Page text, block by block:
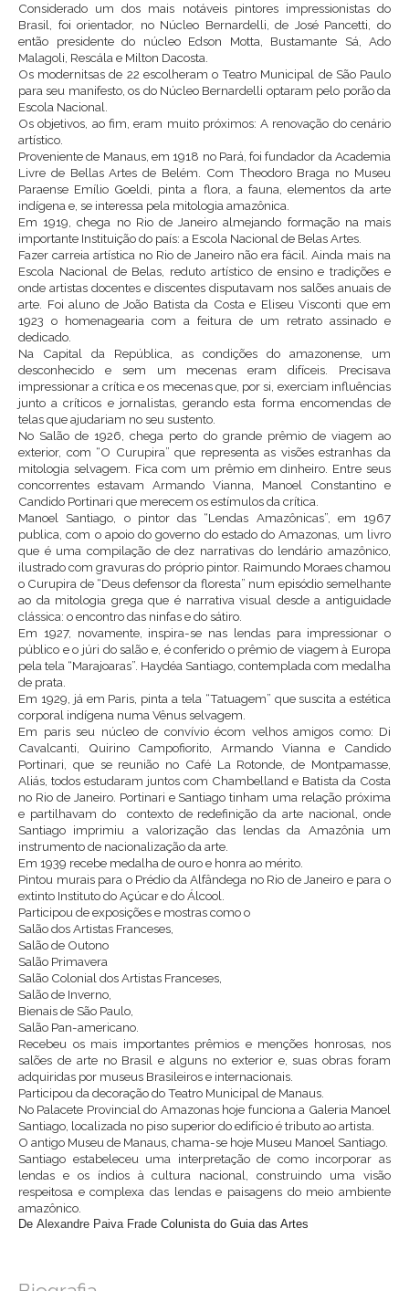
Considerado um dos mais notáveis pintores impressionistas do
Brasil, foi orientador, no Núcleo Bernardelli, de José Pancetti, do
então presidente do núcleo Edson Motta, Bustamante Sá, Ado
Malagoli, Rescála e Milton Dacosta.
Os modernitsas de 22 escolheram o Teatro Municipal de São Paulo
para seu manifesto, os do Núcleo Bernardelli optaram pelo porão da
Escola Nacional.
Os objetivos, ao fim, eram muito próximos: A renovação do cenário
artístico.
Proveniente de Manaus, em 1918 no Pará, foi fundador da Academia
Livre de Bellas Artes de Belém. Com Theodoro Braga no Museu
Paraense Emílio Goeldi, pinta a flora, a fauna, elementos da arte
indígena e, se interessa pela mitologia amazônica.
Em 1919, chega no Rio de Janeiro almejando formação na mais
importante Instituição do país: a Escola Nacional de Belas Artes.
Fazer carreia artística no Rio de Janeiro não era fácil. Ainda mais na
Escola Nacional de Belas, reduto artístico de ensino e tradições e
onde artistas docentes e discentes disputavam nos salões anuais de
arte. Foi aluno de João Batista da Costa e Eliseu Visconti que em
1923 o homenagearia com a feitura de um retrato assinado e
dedicado.
Na Capital da República, as condições do amazonense, um
desconhecido e sem um mecenas eram difíceis. Precisava
impressionar a crítica e os mecenas que, por si, exerciam influências
junto a críticos e jornalistas, gerando esta forma encomendas de
telas que ajudariam no seu sustento.
No Salão de 1926, chega perto do grande prêmio de viagem ao
exterior, com “O Curupira” que representa as visões estranhas da
mitologia selvagem. Fica com um prêmio em dinheiro. Entre seus
concorrentes estavam Armando Vianna, Manoel Constantino e
Candido Portinari que merecem os estímulos da crítica.
Manoel Santiago, o pintor das “Lendas Amazônicas”, em 1967
publica, com o apoio do governo do estado do Amazonas, um livro
que é uma compilação de dez narrativas do lendário amazônico,
ilustrado com gravuras do próprio pintor. Raimundo Moraes chamou
o Curupira de “Deus defensor da floresta” num episódio semelhante
ao da mitologia grega que é narrativa visual desde a antiguidade
clássica: o encontro das ninfas e do sátiro.
Em 1927, novamente, inspira-se nas lendas para impressionar o
público e o júri do salão e, é conferido o prêmio de viagem à Europa
pela tela “Marajoaras”. Haydéa Santiago, contemplada com medalha
de prata.
Em 1929, já em Paris, pinta a tela “Tatuagem” que suscita a estética
corporal indígena numa Vênus selvagem.
Em paris seu núcleo de convívio écom velhos amigos como: Di
Cavalcanti, Quirino Campofiorito, Armando Vianna e Candido
Portinari, que se reunião no Café La Rotonde, de Montpamasse,
Aliás, todos estudaram juntos com Chambelland e Batista da Costa
no Rio de Janeiro. Portinari e Santiago tinham uma relação próxima
e partilhavam do contexto de redefinição da arte nacional, onde
Santiago imprimiu a valorização das lendas da Amazônia um
instrumento de nacionalização da arte.
Em 1939 recebe medalha de ouro e honra ao mérito.
Pintou murais para o Prédio da Alfândega no Rio de Janeiro e para o
extinto Instituto do Açúcar e do Álcool.
Participou de exposições e mostras como o
Salão dos Artistas Franceses,
Salão de Outono
Salão Primavera
Salão Colonial dos Artistas Franceses,
Salão de Inverno,
Bienais de São Paulo,
Salão Pan-americano.
Recebeu os mais importantes prêmios e menções honrosas, nos
salões de arte no Brasil e alguns no exterior e, suas obras foram
adquiridas por museus Brasileiros e internacionais.
Participou da decoração do Teatro Municipal de Manaus.
No Palacete Provincial do Amazonas hoje funciona a Galeria Manoel
Santiago, localizada no piso superior do edifício é tributo ao artista.
O antigo Museu de Manaus, chama-se hoje Museu Manoel Santiago.
Santiago estabeleceu uma interpretação de como incorporar as
lendas e os índios à cultura nacional, construindo uma visão
respeitosa e complexa das lendas e paisagens do meio ambiente
amazônico.
De Alexandre Paiva Frade Colunista do Guia das Artes